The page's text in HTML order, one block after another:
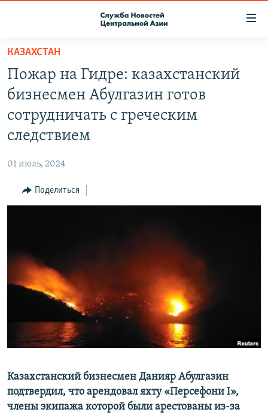
Вернуться
основному
содержанию
главной
Вернутся
поиску
ПОДПИСКА
МИГРАНТ МЕДИА
КАЗАХСТАН
Пожар на Гидре: казахстанский
бизнесмен Абулгазин готов
сотрудничать с греческим
следствием
01 июль, 2024
Поделиться
Казахстанский бизнесмен Данияр Абулгазин
подтвердил, что арендовал яхту «Персефони I»,
члены экипажа которой были арестованы из-за